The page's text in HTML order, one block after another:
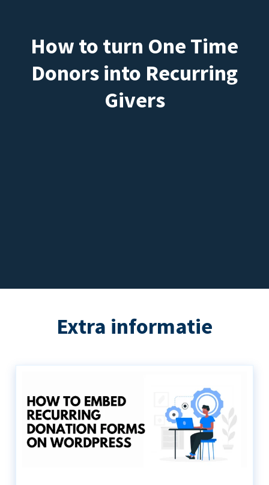
How to turn One Time
Donors into Recurring
Givers
Extra informatie